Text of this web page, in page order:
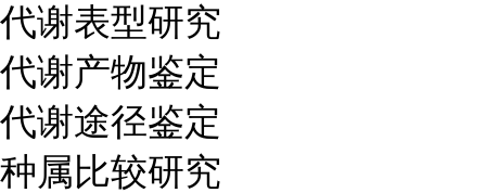
代谢表型研究
代谢产物鉴定
代谢途径鉴定
种属比较研究